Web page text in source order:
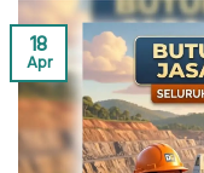
18
Apr